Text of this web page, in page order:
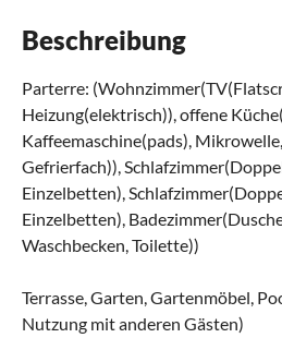
Beschreibung
Parterre:
Heizung(elektrisch)), offene
Kaffeemaschine(pads),
Gefrierfach)),
Einzelbetten),
Einzelbetten),
Waschbecken, Toilette))
Terrasse, Garten, Gartenmöbel,
Nutzung mit anderen Gästen)